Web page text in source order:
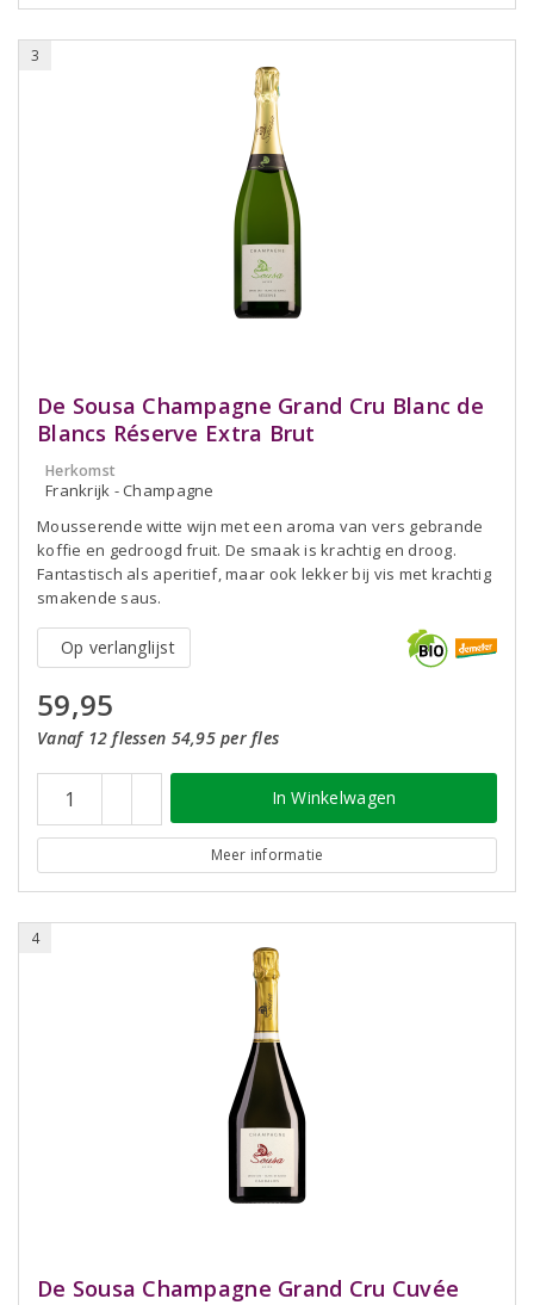
3
De Sousa Champagne Grand Cru Blanc de
Blancs Réserve Extra Brut
Herkomst
Frankrijk - Champagne
Mousserende witte wijn met een aroma van vers gebrande
koffie en gedroogd fruit. De smaak is krachtig en droog.
Fantastisch als aperitief, maar ook lekker bij vis met krachtig
smakende saus.
Op verlanglijst
59,95
Vanaf 12 flessen 54,95 per fles
In Winkelwagen
Meer informatie
4
De Sousa Champagne Grand Cru Cuvée